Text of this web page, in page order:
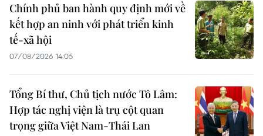
Chính phủ ban hành quy định mới về
kết hợp an ninh với phát triển kinh
tế-xã hội
07/08/2026 14:05
Tổng Bí thư, Chủ tịch nước Tô Lâm:
Hợp tác nghị viện là trụ cột quan
trọng giữa Việt Nam-Thái Lan